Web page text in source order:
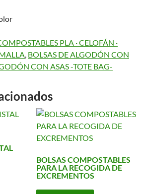
PLA · CELOFÁN ·
BOLSAS DE ALGODÓN CON
CON ASAS -TOTE BAG-
BOLSAS COMPOSTABLES
PARA LA RECOGIDA DE
EXCREMENTOS